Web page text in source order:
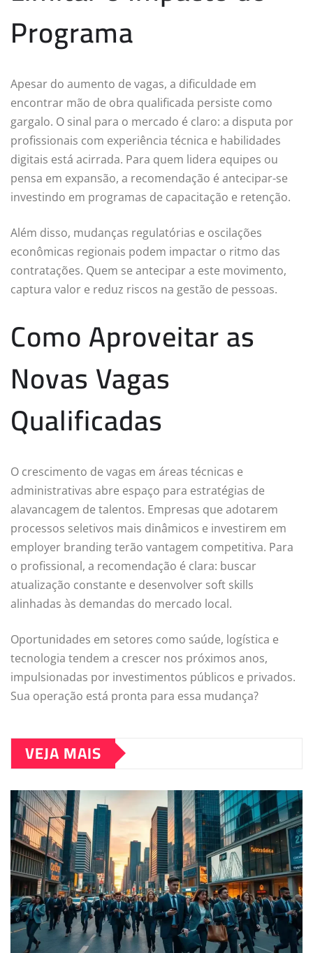
Programa
Apesar do aumento de vagas, a dificuldade em
encontrar mão de obra qualificada persiste como
gargalo. O sinal para o mercado é claro: a disputa por
profissionais com experiência técnica e habilidades
digitais está acirrada. Para quem lidera equipes ou
pensa em expansão, a recomendação é antecipar-se
investindo em programas de capacitação e retenção.
Além disso, mudanças regulatórias e oscilações
econômicas regionais podem impactar o ritmo das
contratações. Quem se antecipar a este movimento,
captura valor e reduz riscos na gestão de pessoas.
Como Aproveitar as
Novas Vagas
Qualificadas
O crescimento de vagas em áreas técnicas e
administrativas abre espaço para estratégias de
alavancagem de talentos. Empresas que adotarem
processos seletivos mais dinâmicos e investirem em
employer branding terão vantagem competitiva. Para
o profissional, a recomendação é clara: buscar
atualização constante e desenvolver soft skills
alinhadas às demandas do mercado local.
Oportunidades em setores como saúde, logística e
tecnologia tendem a crescer nos próximos anos,
impulsionadas por investimentos públicos e privados.
Sua operação está pronta para essa mudança?
VEJA MAIS